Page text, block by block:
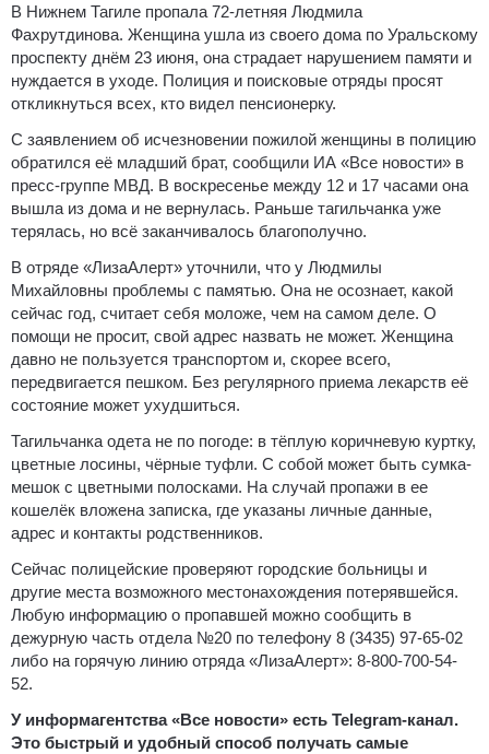
В Нижнем Тагиле пропала 72-летняя Людмила
Фахрутдинова. Женщина ушла из своего дома по Уральскому
проспекту днём 23 июня, она страдает нарушением памяти и
нуждается в уходе. Полиция и поисковые отряды просят
откликнуться всех, кто видел пенсионерку.
С заявлением об исчезновении пожилой женщины в полицию
обратился её младший брат, сообщили ИА «Все новости» в
пресс-группе МВД. В воскресенье между 12 и 17 часами она
вышла из дома и не вернулась. Раньше тагильчанка уже
терялась, но всё заканчивалось благополучно.
В отряде «ЛизаАлерт» уточнили, что у Людмилы
Михайловны проблемы с памятью. Она не осознает, какой
сейчас год, считает себя моложе, чем на самом деле. О
помощи не просит, свой адрес назвать не может. Женщина
давно не пользуется транспортом и, скорее всего,
передвигается пешком. Без регулярного приема лекарств её
состояние может ухудшиться.
Тагильчанка одета не по погоде: в тёплую коричневую куртку,
цветные лосины, чёрные туфли. С собой может быть сумка-
мешок с цветными полосками. На случай пропажи в ее
кошелёк вложена записка, где указаны личные данные,
адрес и контакты родственников.
Сейчас полицейские проверяют городские больницы и
другие места возможного местонахождения потерявшейся.
Любую информацию о пропавшей можно сообщить в
дежурную часть отдела №20 по телефону 8 (3435) 97-65-02
либо на горячую линию отряда «ЛизаАлерт»: 8-800-700-54-
52.
У информагентства «Все новости» есть Telegram-канал.
Это быстрый и удобный способ получать самые